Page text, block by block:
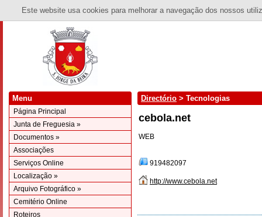
Este website usa cookies para melhorar a navegação dos nossos
Menu
Página Principal
Junta de Freguesia »
Documentos »
Associações
Serviços Online
Localização »
Arquivo Fotográfico »
Cemitério Online
Roteiros
Directório > Tecnologias
cebola.net
WEB
919482097
http://www.cebola.net